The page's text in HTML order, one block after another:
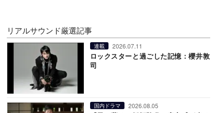
リアルサウンド厳選記事
連載 2026.07.11
ロックスターと過ごした記憶：櫻井敦
司
国内ドラマ 2026.08.05